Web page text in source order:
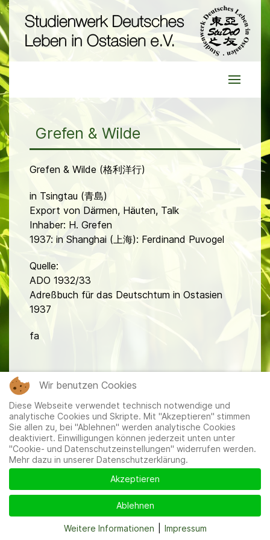
Grefen & Wilde
Grefen & Wilde (格利洋行)
in Tsingtau (青島)
Export von Därmen, Häuten, Talk
Inhaber: H. Grefen
1937: in Shanghai (上海): Ferdinand Puvogel
Quelle:
ADO 1932/33
Adreßbuch für das Deutschtum in Ostasien
1937
fa
Mitglieder|Impressum|Datenschutzerklärung |Cookie-
und Datenschutzeinstellungen
Wir benutzen Cookies
Diese Webseite verwendet technisch notwendige und
analytische Cookies und Skripte. Mit "Akzeptieren" stimmen
Sie allen zu, bei "Ablehnen" werden analytische Cookies
deaktiviert. Einwilligungen können jederzeit unten unter
"Cookie- und Datenschutzeinstellungen" widerrufen werden.
Mehr dazu in unserer Datenschutzerklärung.
Akzeptieren
Ablehnen
Weitere Informationen Impressum